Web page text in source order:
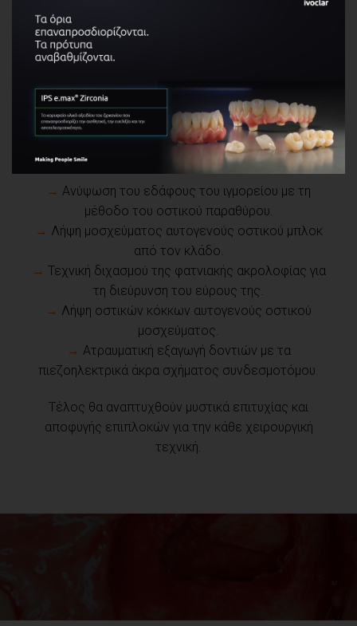
Τέλος θα γίνει ανάλυση των βασικών ανατομικών
ευαίσθητων περιοχών που χρειάζονται προσοχή ή
Στο πρακτικό κομμάτι θα γίνει παρουσίαση σε βίντεο
όλων των χειρουργικών τεχνικών που θα
ασχoληθούν οι συμμετέχοντες όπως:
→ Ανύψωση του εδάφους του ιγμορείου με τη
μέθοδο του οστικού παραθύρου.
→ Λήψη μοσχεύματος αυτογενούς οστικού μπλοκ
από τον κλάδο.
→ Τεχνική διχασμού της φατνιακής ακρολοφίας για
τη διεύρυνση του εύρους της.
→ Λήψη οστικών κόκκων αυτογενούς οστικού
μοσχεύματος.
→ Ατραυματική εξαγωγή δοντιών με τα
πιεζοηλεκτρικά άκρα σχήματος συνδεσμοτόμου.
Τέλος θα αναπτυχθούν μυστικά επιτυχίας και
αποφυγής επιπλοκών για την κάθε χειρουργική
τεχνική.